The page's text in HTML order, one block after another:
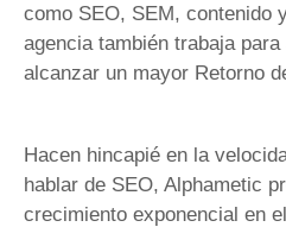
como SEO, SEM, contenido
agencia también trabaja
alcanzar un mayor Retorno
Hacen hincapié en la
hablar de SEO, Alphametic
crecimiento exponencial en